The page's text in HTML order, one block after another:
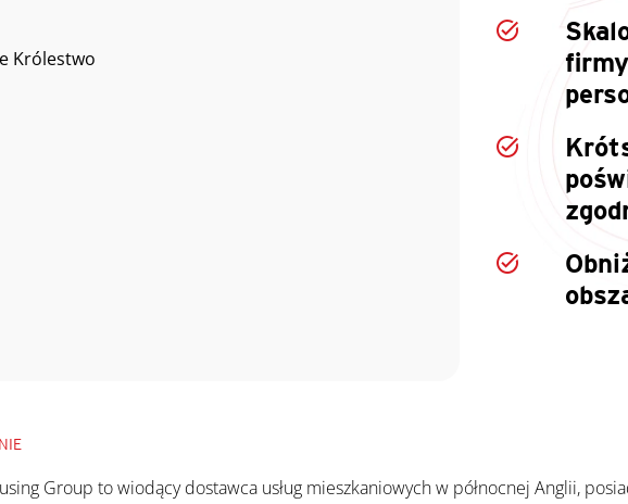
Królestwo
Group to wiodący dostawca usług mieszkaniowych w północnej Anglii,